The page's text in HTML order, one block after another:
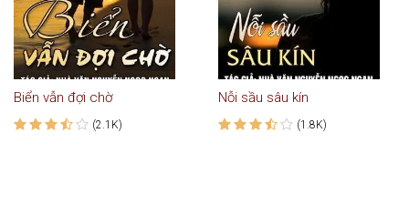
Biển vẫn đợi chờ
(2.1K)
Nỗi sầu sâu kín
(1.8K)